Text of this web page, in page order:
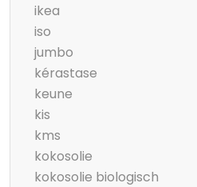
ikea
iso
jumbo
kérastase
keune
kis
kms
kokosolie
kokosolie biologisch